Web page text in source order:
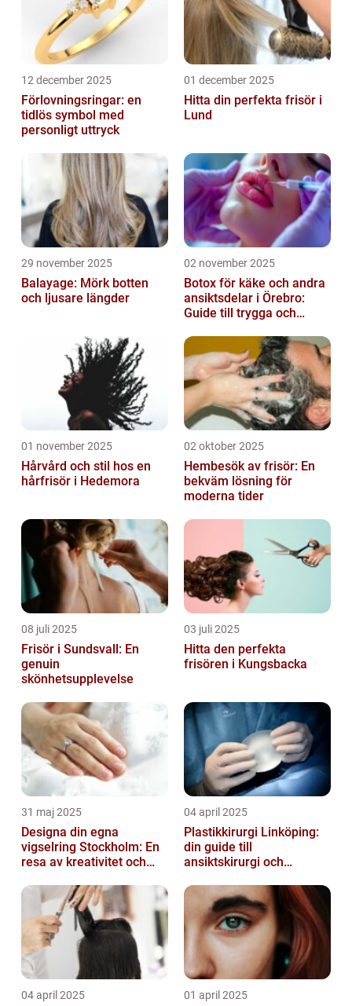
12 december 2025
Förlovningsringar: en
tidlös symbol med
personligt uttryck
01 december 2025
Hitta din perfekta frisör i
Lund
29 november 2025
Balayage: Mörk botten
och ljusare längder
02 november 2025
Botox för käke och andra
ansiktsdelar i Örebro:
Guide till trygga och
01 november 2025
Hårvård och stil hos en
hårfrisör i Hedemora
02 oktober 2025
Hembesök av frisör: En
bekväm lösning för
moderna tider
08 juli 2025
Frisör i Sundsvall: En
genuin
skönhetsupplevelse
03 juli 2025
Hitta den perfekta
frisören i Kungsbacka
31 maj 2025
Designa din egna
vigselring Stockholm: En
resa av kreativitet och
04 april 2025
Plastikkirurgi Linköping:
din guide till
ansiktskirurgi och
04 april 2025 01 april 2025